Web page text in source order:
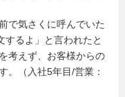
で気さくに呼んでいた
するよ」と言われたと
考えず、お客様からの
。（入社5年目/営業：